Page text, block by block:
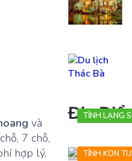
và
7 chỗ,
hợp lý,
ĐịaTỈNH LẠNG
TỈNH KON